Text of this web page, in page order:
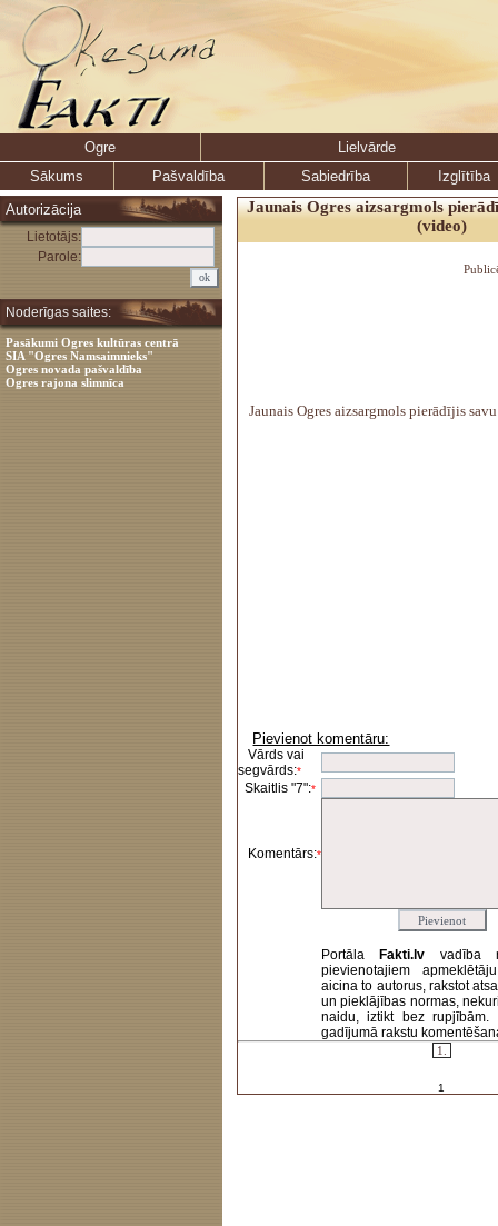
Ogre
Lielvārde
Sākums
Pašvaldība Sabiedrība
Izglītība
Autorizācija
Lietotājs:
Parole:
Noderīgas saites:
Pasākumi Ogres kultūras centrā
SIA "Ogres Namsaimnieks"
Ogres novada pašvaldība
Ogres rajona slimnīca
Jaunais Ogres aizsargmols
(video)
Jaunais Ogres aizsargmols pierādījis
Pievienot komentāru:
Vārds vai
segvārds:*
Skaitlis "7":*
Komentārs:*
Portāla Fakti.lv vadība
pievienotajiem
aicina to autorus, rakstot
un pieklājības normas,
naidu, iztikt bez rupjībām.
gadījumā rakstu
1.
1